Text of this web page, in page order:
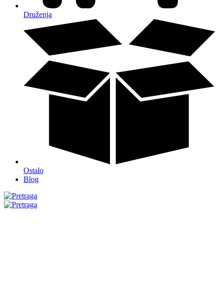
Druženja
Ostalo
Blog